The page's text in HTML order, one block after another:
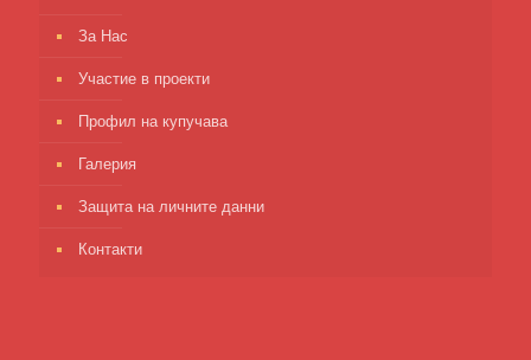
За Нас
Участие в проекти
Профил на купучава
Галерия
Защита на личните данни
Контакти